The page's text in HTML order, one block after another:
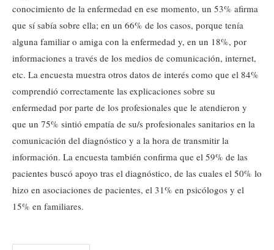
conocimiento de la enfermedad en ese momento, un 53% afirma
que sí sabía sobre ella; en un 66% de los casos, porque tenía
alguna familiar o amiga con la enfermedad y, en un 18%, por
informaciones a través de los medios de comunicación, internet,
etc. La encuesta muestra otros datos de interés como que el 84%
comprendió correctamente las explicaciones sobre su
enfermedad por parte de los profesionales que le atendieron y
que un 75% sintió empatía de su/s profesionales sanitarios en la
comunicación del diagnóstico y a la hora de transmitir la
información. La encuesta también confirma que el 59% de las
pacientes buscó apoyo tras el diagnóstico, de las cuales el 50% lo
hizo en asociaciones de pacientes, el 31% en psicólogos y el
15% en familiares.